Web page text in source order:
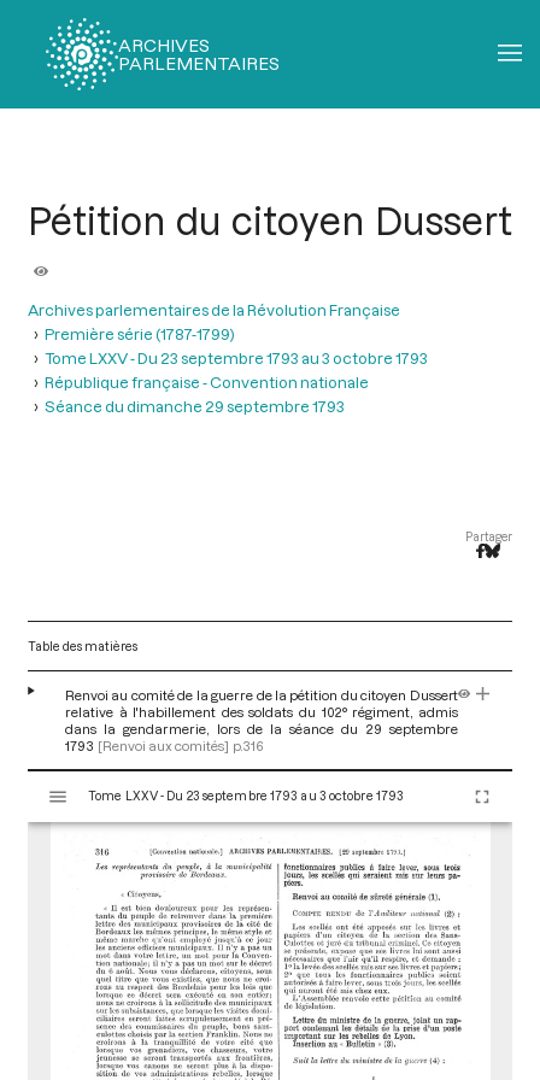
ARCHIVES
PARLEMENTAIRES
Pétition du citoyen Dussert
Archives parlementaires de la Révolution Française
Première série (1787-1799)
Tome LXXV - Du 23 septembre 1793 au 3 octobre 1793
République française - Convention nationale
Séance du dimanche 29 septembre 1793
Partager
Table des matières
Renvoi au comité de la guerre de la pétition du citoyen Dussert
relative à l'habillement des soldats du 102° régiment, admis
dans la gendarmerie, lors de la séance du 29 septembre
1793 [Renvoi aux comités] p.316
s
Tome LXXV - Du 23 septembre 1793 au 3 octobre 1793